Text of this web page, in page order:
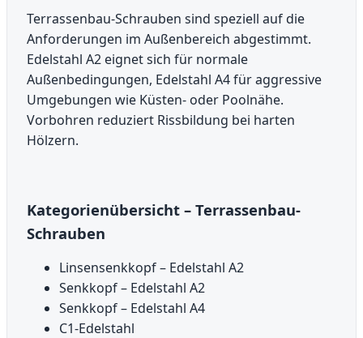
Terrassenbau-Schrauben sind speziell auf die
Anforderungen im Außenbereich abgestimmt.
Edelstahl A2 eignet sich für normale
Außenbedingungen, Edelstahl A4 für aggressive
Umgebungen wie Küsten- oder Poolnähe.
Vorbohren reduziert Rissbildung bei harten
Hölzern.
Kategorienübersicht – Terrassenbau-
Schrauben
Linsensenkkopf – Edelstahl A2
Senkkopf – Edelstahl A2
Senkkopf – Edelstahl A4
C1-Edelstahl